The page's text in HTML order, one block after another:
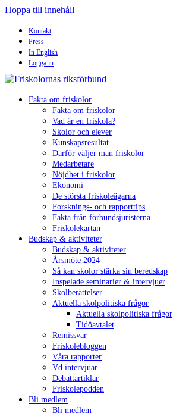
Hoppa till innehåll
Kontakt
Press
In English
Logga in
Fakta om friskolor
Fakta om friskolor
Vad är en friskola?
Skolor och elever
Kunskapsresultat
Därför väljer man friskolor
Medarbetare
Nöjdhet i friskolor
Ekonomi
De största friskoleägarna
Forsknings- och rapporttips
Fakta från förbundsjuristerna
Friskolekartan
Budskap & aktiviteter
Budskap & aktiviteter
Årsmöte 2024
Så kan skolor stärka sin beredskap
Inspelade seminarier & intervjuer
Skolberättelser
Aktuella skolpolitiska frågor
Aktuella skolpolitiska frågor
Tidöavtalet
Remissvar
Friskolebloggen
Våra rapporter
Vd intervjuar
Debattartiklar
Friskolepodden
Bli medlem
Bli medlem